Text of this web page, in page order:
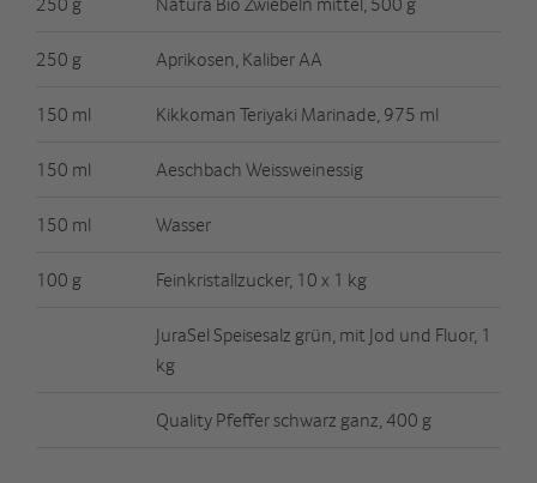
250 g Aprikosen, Kaliber AA
150 ml Kikkoman Teriyaki Marinade, 975 ml
150 ml Aeschbach Weissweinessig
150 ml Wasser
100 g Feinkristallzucker, 10 x 1 kg
JuraSel Speisesalz grün, mit Jod und Fluor, 1
kg
Quality Pfeffer schwarz ganz, 400 g